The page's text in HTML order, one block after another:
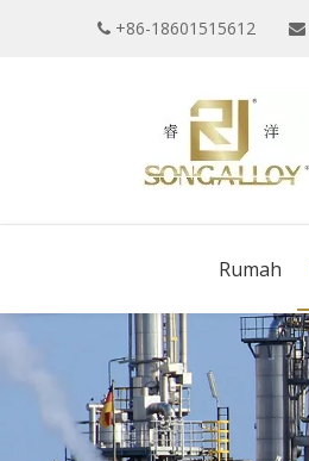
 +86-18601515612 
Rumah